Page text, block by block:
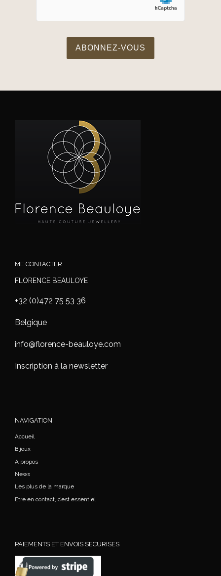
ME CONTACTER
FLORENCE BEAULOYE
+32 (0)472 75 53 36
Belgique
info@florence-beauloye.com
Inscription à la newsletter
NAVIGATION
Accueil
Bijoux
A propos
News
Les plus de la marque
Etre en contact, c’est essentiel
PAIEMENTS ET ENVOIS SECURISES